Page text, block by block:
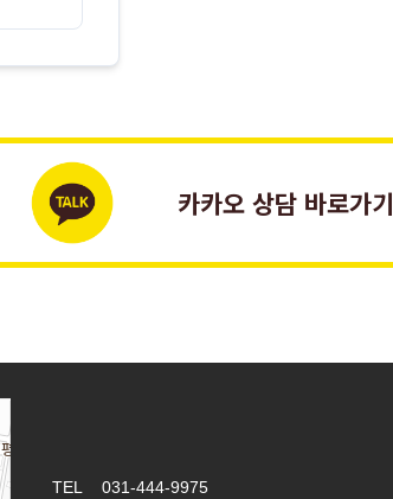
카카오 상담 바로가기
TEL 031-444-9975